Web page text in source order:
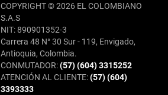
COPYRIGHT © 2026 EL COLOMBIANO
S.A.S
NIT: 890901352-3
Carrera 48 N° 30 Sur - 119, Envigado,
Antioquia, Colombia.
CONMUTADOR:(57) (604) 3315252
ATENCIÓN AL CLIENTE:(57) (604)
3393333